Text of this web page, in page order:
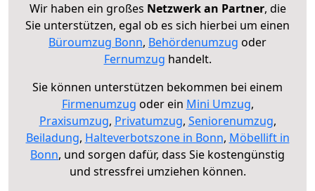
Wir haben ein großes Netzwerk an Partner, die
Sie unterstützen, egal ob es sich hierbei um einen
Büroumzug Bonn, Behördenumzug oder
Fernumzug handelt.
Sie können unterstützen bekommen bei einem
Firmenumzug oder ein Mini Umzug,
Praxisumzug, Privatumzug, Seniorenumzug,
Beiladung, Halteverbotszone in Bonn, Möbellift in
Bonn, und sorgen dafür, dass Sie kostengünstig
und stressfrei umziehen können.